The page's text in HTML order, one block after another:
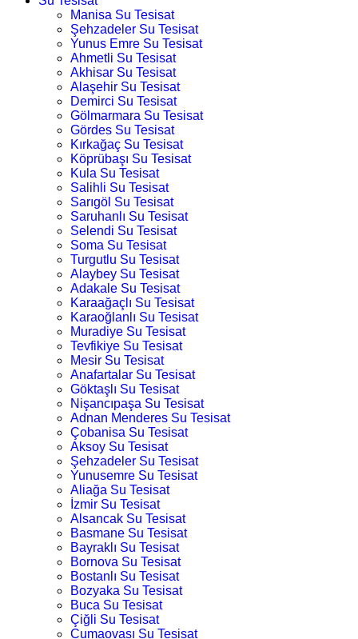
Manisa Su Tesisat
Şehzadeler Su Tesisat
Yunus Emre Su Tesisat
Ahmetli Su Tesisat
Akhisar Su Tesisat
Alaşehir Su Tesisat
Demirci Su Tesisat
Gölmarmara Su Tesisat
Gördes Su Tesisat
Kırkağaç Su Tesisat
Köprübaşı Su Tesisat
Kula Su Tesisat
Salihli Su Tesisat
Sarıgöl Su Tesisat
Saruhanlı Su Tesisat
Selendi Su Tesisat
Soma Su Tesisat
Turgutlu Su Tesisat
Alaybey Su Tesisat
Adakale Su Tesisat
Karaağaçlı Su Tesisat
Karaoğlanlı Su Tesisat
Muradiye Su Tesisat
Tevfikiye Su Tesisat
Mesir Su Tesisat
Anafartalar Su Tesisat
Göktaşlı Su Tesisat
Nişancıpaşa Su Tesisat
Adnan Menderes Su Tesisat
Çobanisa Su Tesisat
Aksoy Su Tesisat
Şehzadeler Su Tesisat
Yunusemre Su Tesisat
Aliağa Su Tesisat
İzmir Su Tesisat
Alsancak Su Tesisat
Basmane Su Tesisat
Bayraklı Su Tesisat
Bornova Su Tesisat
Bostanlı Su Tesisat
Bozyaka Su Tesisat
Buca Su Tesisat
Çiğli Su Tesisat
Cumaovası Su Tesisat